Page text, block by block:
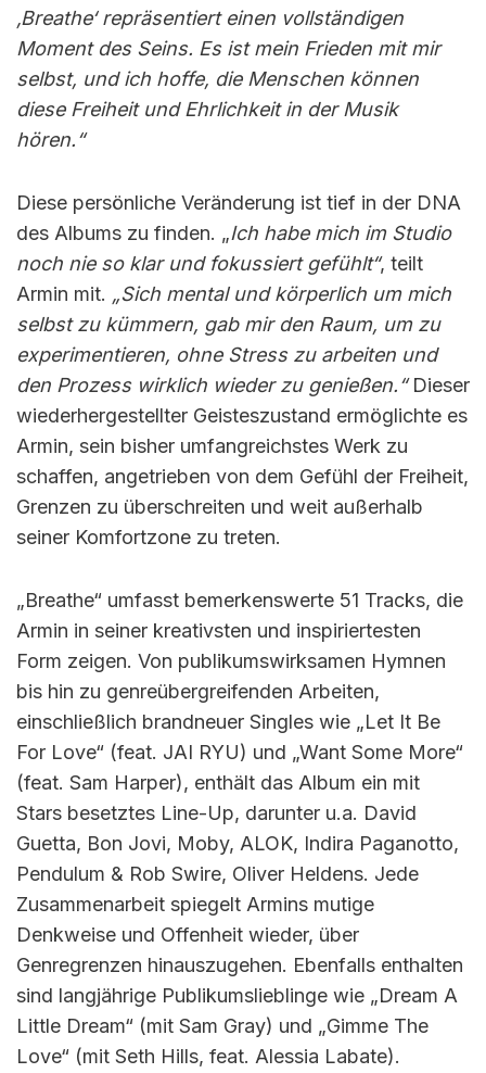
‚Breathe‘ repräsentiert einen vollständigen
Moment des Seins. Es ist mein Frieden mit mir
selbst, und ich hoffe, die Menschen können
diese Freiheit und Ehrlichkeit in der Musik
hören.“
Diese persönliche Veränderung ist tief in der DNA
des Albums zu finden. „Ich habe mich im Studio
noch nie so klar und fokussiert gefühlt“, teilt
Armin mit. „Sich mental und körperlich um mich
selbst zu kümmern, gab mir den Raum, um zu
experimentieren, ohne Stress zu arbeiten und
den Prozess wirklich wieder zu genießen.“Dieser
wiederhergestellter Geisteszustand ermöglichte es
Armin, sein bisher umfangreichstes Werk zu
schaffen, angetrieben von dem Gefühl der Freiheit,
Grenzen zu überschreiten und weit außerhalb
seiner Komfortzone zu treten.
„Breathe“ umfasst bemerkenswerte 51 Tracks, die
Armin in seiner kreativsten und inspiriertesten
Form zeigen. Von publikumswirksamen Hymnen
bis hin zu genreübergreifenden Arbeiten,
einschließlich brandneuer Singles wie „Let It Be
For Love“ (feat. JAI RYU) und „Want Some More“
(feat. Sam Harper), enthält das Album ein mit
Stars besetztes Line-Up, darunter u.a. David
Guetta, Bon Jovi, Moby, ALOK, Indira Paganotto,
Pendulum & Rob Swire, Oliver Heldens. Jede
Zusammenarbeit spiegelt Armins mutige
Denkweise und Offenheit wieder, über
Genregrenzen hinauszugehen. Ebenfalls enthalten
sind langjährige Publikumslieblinge wie „Dream A
Little Dream“ (mit Sam Gray) und „Gimme The
Love“ (mit Seth Hills, feat. Alessia Labate).